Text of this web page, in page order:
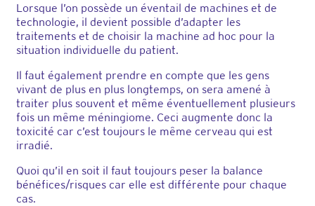
Lorsque l’on possède un éventail de machines et de
technologie, il devient possible d’adapter les
traitements et de choisir la machine ad hoc pour la
situation individuelle du patient.
Il faut également prendre en compte que les gens
vivant de plus en plus longtemps, on sera amené à
traiter plus souvent et même éventuellement plusieurs
fois un même méningiome. Ceci augmente donc la
toxicité car c’est toujours le même cerveau qui est
irradié.
Quoi qu’il en soit il faut toujours peser la balance
bénéfices/risques car elle est différente pour chaque
cas.